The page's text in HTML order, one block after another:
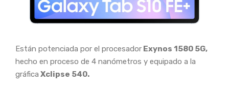
Están potenciada por el procesador Exynos 1580 5G,
hecho en proceso de 4 nanómetros y equipado a la
gráfica Xclipse 540.